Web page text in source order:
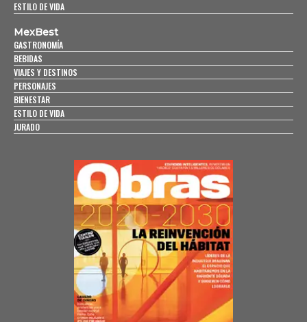
ESTILO DE VIDA
MexBest
GASTRONOMÍA
BEBIDAS
VIAJES Y DESTINOS
PERSONAJES
BIENESTAR
ESTILO DE VIDA
JURADO